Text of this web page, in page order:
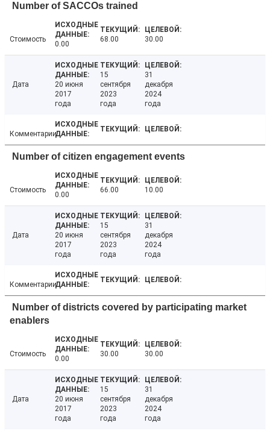
Number of SACCOs trained
Стоимость
0.00
68.00 30.00
Дата
20 июня
2017
года
15
сентября
2023
года
31
декабря
2024
года
Комментарии
Number of citizen engagement events
Стоимость
0.00
66.00 10.00
Дата
20 июня
2017
года
15
сентября
2023
года
31
декабря
2024
года
Комментарии
Number of districts covered by participating market
enablers
Стоимость
0.00
30.00 30.00
Дата
20 июня
2017
года
15
сентября
2023
года
31
декабря
2024
года